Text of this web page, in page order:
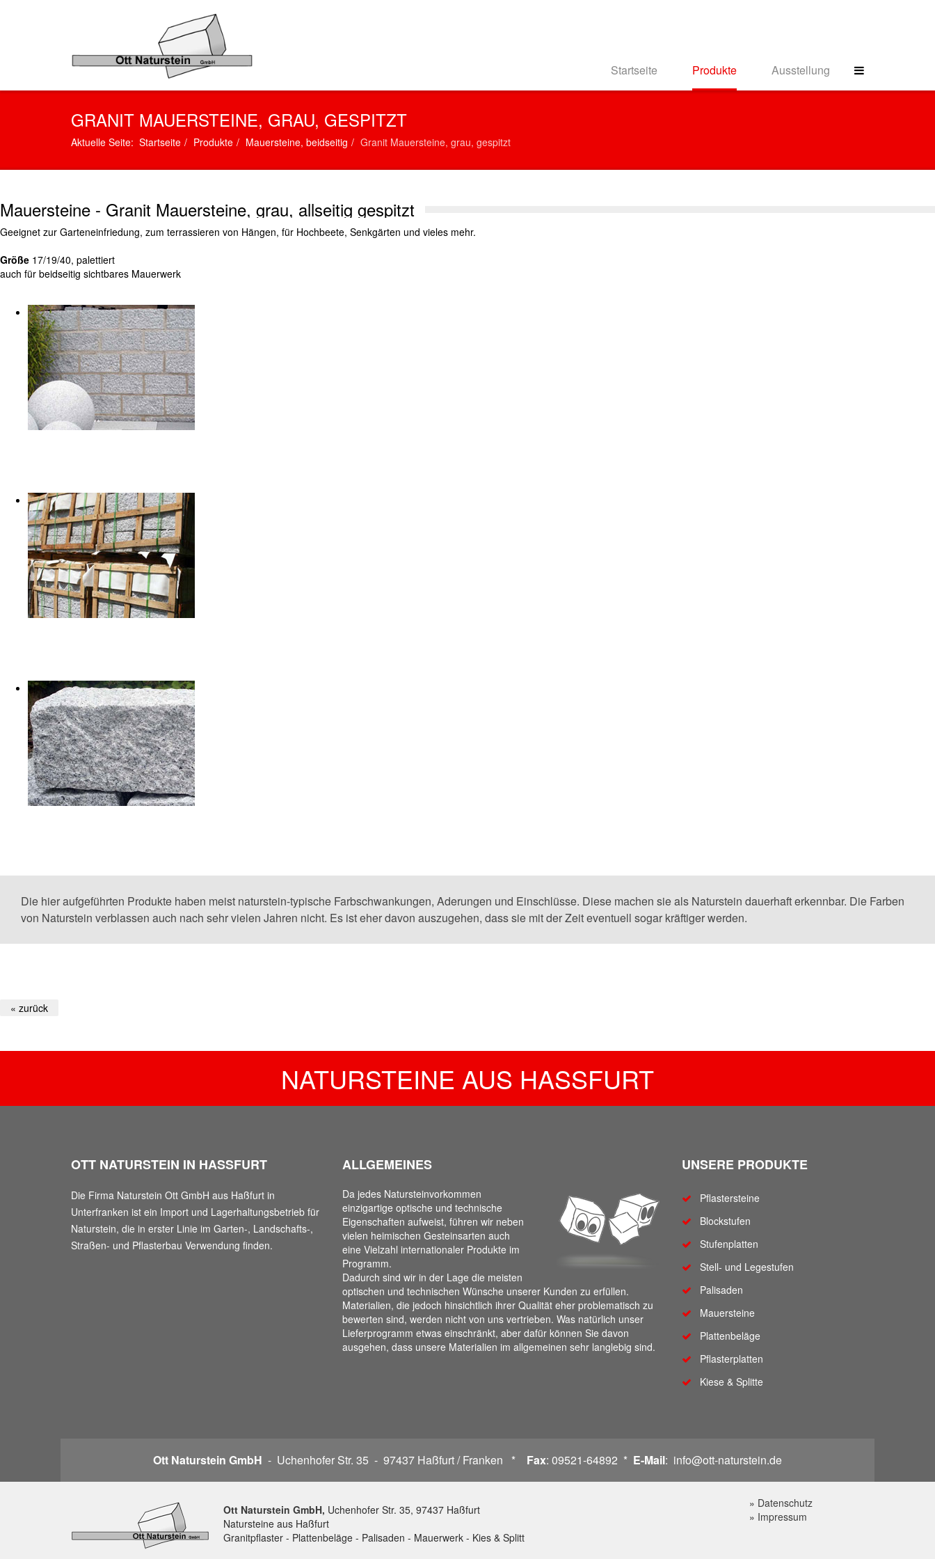
Startseite Produkte Ausstellung
GRANIT MAUERSTEINE, GRAU, GESPITZT
Aktuelle Seite: Startseite Produkte Mauersteine, beidseitig Granit Mauersteine, grau, gespitzt
Mauersteine - Granit Mauersteine, grau, allseitig gespitzt
Geeignet zur Garteneinfriedung, zum terrassieren von Hängen, für Hochbeete, Senkgärten und vieles mehr.
Größe 17/19/40, palettiert
auch für beidseitig sichtbares Mauerwerk
Die hier aufgeführten Produkte haben meist naturstein-typische Farbschwankungen, Aderungen und Einschlüsse. Diese machen sie als Naturstein dauerhaft erkennbar. Die Farben
von Naturstein verblassen auch nach sehr vielen Jahren nicht. Es ist eher davon auszugehen, dass sie mit der Zeit eventuell sogar kräftiger werden.
« zurück
NATURSTEINE AUS HASSFURT
OTT NATURSTEIN IN HASSFURT
Die Firma Naturstein Ott GmbH aus Haßfurt in
Unterfranken ist ein Import und Lagerhaltungsbetrieb für
Naturstein, die in erster Linie im Garten-, Landschafts-,
Straßen- und Pflasterbau Verwendung finden.
ALLGEMEINES
Da jedes Natursteinvorkommen
einzigartige optische und technische
Eigenschaften aufweist, führen wir neben
vielen heimischen Gesteinsarten auch
eine Vielzahl internationaler Produkte im
Programm.
Dadurch sind wir in der Lage die meisten
optischen und technischen Wünsche unserer Kunden zu erfüllen.
Materialien, die jedoch hinsichtlich ihrer Qualität eher problematisch zu
bewerten sind, werden nicht von uns vertrieben. Was natürlich unser
Lieferprogramm etwas einschränkt, aber dafür können Sie davon
ausgehen, dass unsere Materialien im allgemeinen sehr langlebig sind.
UNSERE PRODUKTE
Pflastersteine
Blockstufen
Stufenplatten
Stell- und Legestufen
Palisaden
Mauersteine
Plattenbeläge
Pflasterplatten
Kiese & Splitte
Ott Naturstein GmbH - Uchenhofer Str. 35 - 97437 Haßfurt / Franken * Fax: 09521-64892 * E-Mail: info@ott-naturstein.de
Ott Naturstein GmbH, Uchenhofer Str. 35, 97437 Haßfurt
Natursteine aus Haßfurt
Granitpflaster - Plattenbeläge - Palisaden - Mauerwerk - Kies & Splitt
» Datenschutz
» Impressum